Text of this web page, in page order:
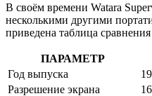
В своём времени Watara
несколькими другими
приведена таблица
ПАРАМЕТР
Год выпуска
Разрешение экрана